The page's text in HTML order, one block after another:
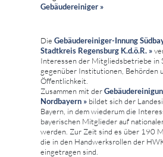
Gebäudereiniger »
Die Gebäudereiniger-Innung
Stadtkreis Regensburg K.d.ö.R. »
Interessen der Mitgliedsbetriebe in
gegenüber Institutionen, Behörden
Öffentlichkeit.
Zusammen mit der
Nordbayern » bildet sich der
Bayern, in dem wiederum die
bayerischen Mitglieder auf
werden. Zur Zeit sind es über 190
die in den Handwerksrollen der
eingetragen sind.